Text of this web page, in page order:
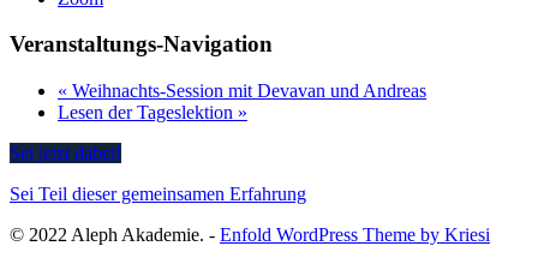
Veranstaltungs-Navigation
« Weihnachts-Session mit Devavan und Andreas
Lesen der Tageslektion »
Sei jetzt dabei!
Sei Teil dieser gemeinsamen Erfahrung
© 2022 Aleph Akademie. - Enfold WordPress Theme by Kriesi